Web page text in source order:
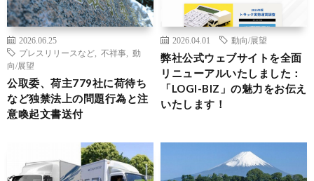
2026.06.25
プレスリリースなど
不祥事
動
向/展望
公取委、荷主779社に荷待ち
など独禁法上の問題行為と注
意喚起文書送付
2026.04.01 動向/展望
弊社公式ウェブサイトを全面
リニューアルいたしました：
「LOGI-BIZ」の魅力をお伝え
いたします！